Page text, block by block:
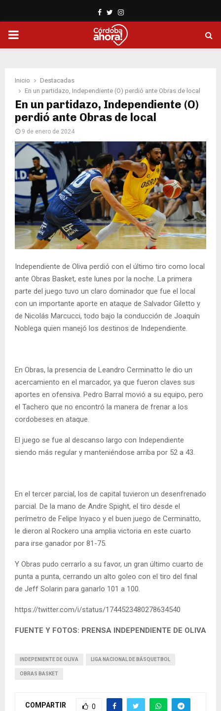
Facebook
TwitterInstagram
PRIMARY
Inicio
Destacadas
En un partidazo, Independiente (O) perdió ante Obras de local
En un partidazo, Independiente (O)
perdió ante Obras de local
9 de enero de 2024
Independiente de Oliva perdió con el último tiro como local
ante Obras Basket, este lunes por la noche. La primera
parte del juego tuvo un claro dominador que fue el local
con un importante aporte en ataque de Salvador Giletto y
de Nicolás Marcucci, todo bajo la conducción de Joaquín
Noblega quien manejó los destinos de Independiente.
En Obras, la presencia de Leandro Cerminatto le dio un
acercamiento en el marcador, ya que fueron claves sus
aportes en ofensiva. Pedro Barral movió a su equipo, pero
el Tachero que no encontró la manera de frenar a los
cordobeses en ataque.
El juego se fue al descanso largo con Independiente
siendo más regular y manteniéndose arriba por 52 a 43.
En el tercer parcial, los de capital tuvieron un desenfrenado
parcial. De la mano de Andre Spight, el tiro desde el
perímetro de Felipe Inyaco y el buen juego de Cerminatto,
le dieron al Rockero una amplia victoria en este cuarto
para irse ganador por 81-75.
Y Obras pudo cerrarlo a su favor, un gran último cuarto de
punta a punta, cerrando un alto goleo con el tiro del final
de Jeff Solarin para ganarlo 101 a 100.
https://twitter.com/i/status/1744523480278634540
FUENTE Y FOTOS: PRENSA INDEPENDIENTE DE OLIVA
INDEPENIENTE DE OLIVA LIGA NACIONAL DE BÁSQUETBOL
OBRAS BASKET
COMPARTIR 0